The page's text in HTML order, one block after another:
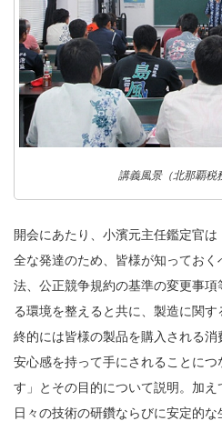
講義風景（北那覇税
開会にあたり、小濱元主任鑑定官
全な発達のため、皆様が知ってお
法、公正競争規約の基準の変更事
る環境を整えると共に、製造に関
終的には皆様の製品を購入される
安心感を持って手にされることに
す」とその目的について説明。加え
日々の技術の研鑽ならびに安定的